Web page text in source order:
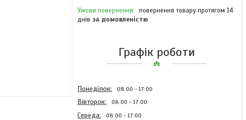
повернення товару протягом 14
днів за домовленістю
Графік роботи
Понеділок 08:00 17:00
Вівторок 08:00 17:00
Середа 08:00 17:00